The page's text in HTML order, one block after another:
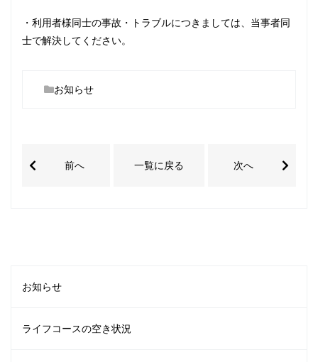
・利用者様同士の事故・トラブルにつきましては、当事者同
士で解決してください。
お知らせ
前へ 一覧に戻る 次へ
お知らせ
ライフコースの空き状況